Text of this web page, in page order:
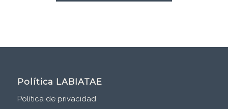
Política LABIATAE
Política de privacidad